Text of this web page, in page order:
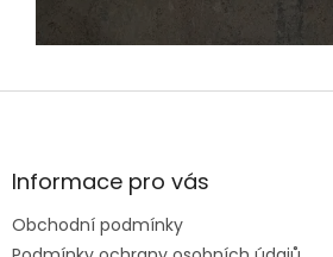
Z
aInformace pro vás
Obchodní podmínky